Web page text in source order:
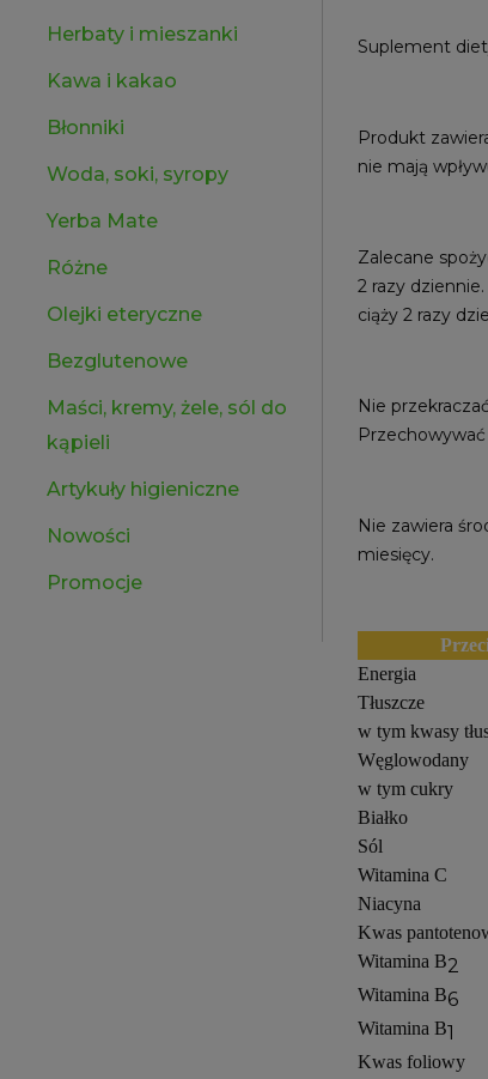
Herbaty i mieszanki
Kawa i kakao
Błonniki
Woda, soki, syropy
Yerba Mate
Różne
Olejki eteryczne
Bezglutenowe
Maści, kremy, żele, sól do
kąpieli
Artykuły higieniczne
Nowości
Promocje
Suplement
Produkt
nie mają
Zalecane
2 razy
ciąży 2 razy
Nie
Nie zawiera
miesięcy.
Energia
Tłuszcze
w tym kwasy
Węglowodany
w tym cukry
Białko
Sól
Witamina C
Niacyna
Kwas
Witamina B2
Witamina B6
Witamina B1
Kwas foliowy